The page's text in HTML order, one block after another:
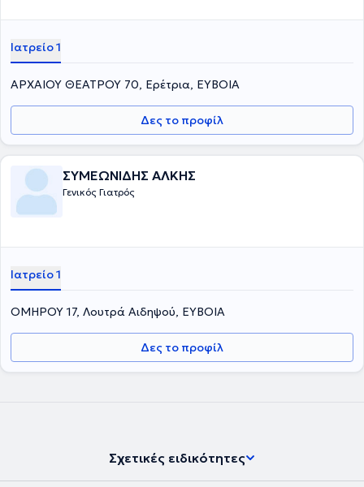
Ιατρείο 1
ΑΡΧΑΙΟΥ ΘΕΑΤΡΟΥ 70, Ερέτρια, ΕΥΒΟΙΑ
Δες το προφίλ
ΣΥΜΕΩΝΙΔΗΣ ΑΛΚΗΣ
Γενικός Γιατρός
Ιατρείο 1
ΟΜΗΡΟΥ 17, Λουτρά Αιδηψού, ΕΥΒΟΙΑ
Δες το προφίλ
Σχετικές ειδικότητες